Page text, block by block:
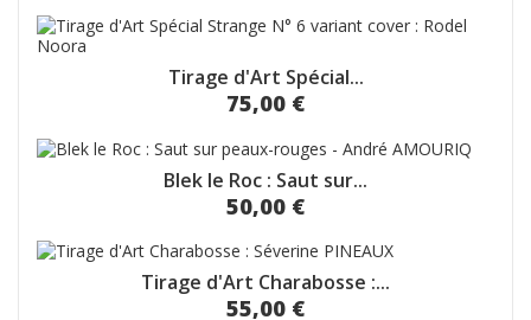
Tirage d'Art Spécial...
75,00 €
Blek le Roc : Saut sur...
50,00 €
Tirage d'Art Charabosse :...
55,00 €